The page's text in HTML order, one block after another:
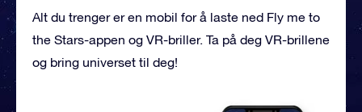
Alt du trenger er en mobil for å laste ned Fly me to
the Stars-appen og VR-briller. Ta på deg VR-brillene
og bring universet til deg!